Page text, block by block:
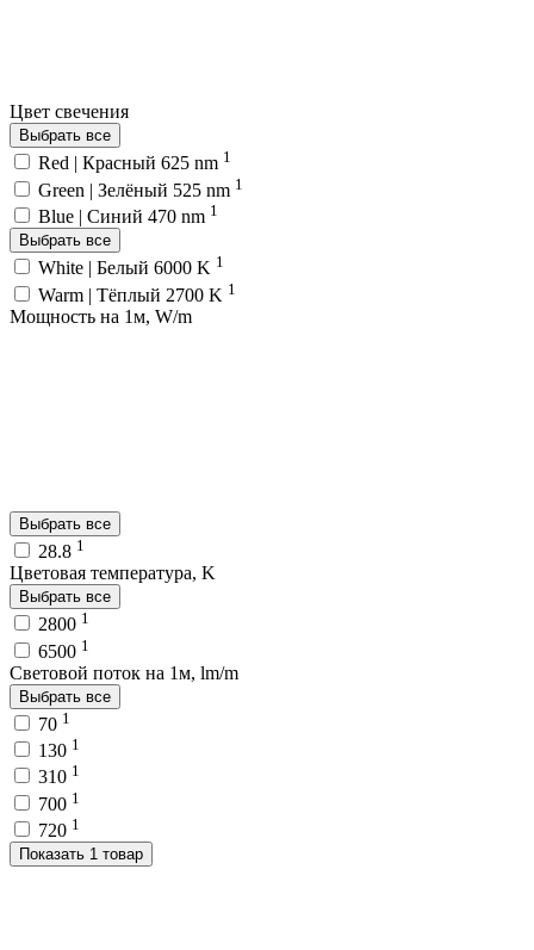
Цвет свечения
Выбрать все
Red | Красный 625 nm 1
Green | Зелёный 525 nm 1
Blue | Синий 470 nm 1
Выбрать все
White | Белый 6000 K 1
Warm | Тёплый 2700 K 1
Мощность на 1м, W/m
Выбрать все
28.8 1
Цветовая температура, K
Выбрать все
2800 1
6500 1
Световой поток на 1м, lm/m
Выбрать все
70 1
130 1
310 1
700 1
720 1
Показать 1 товар